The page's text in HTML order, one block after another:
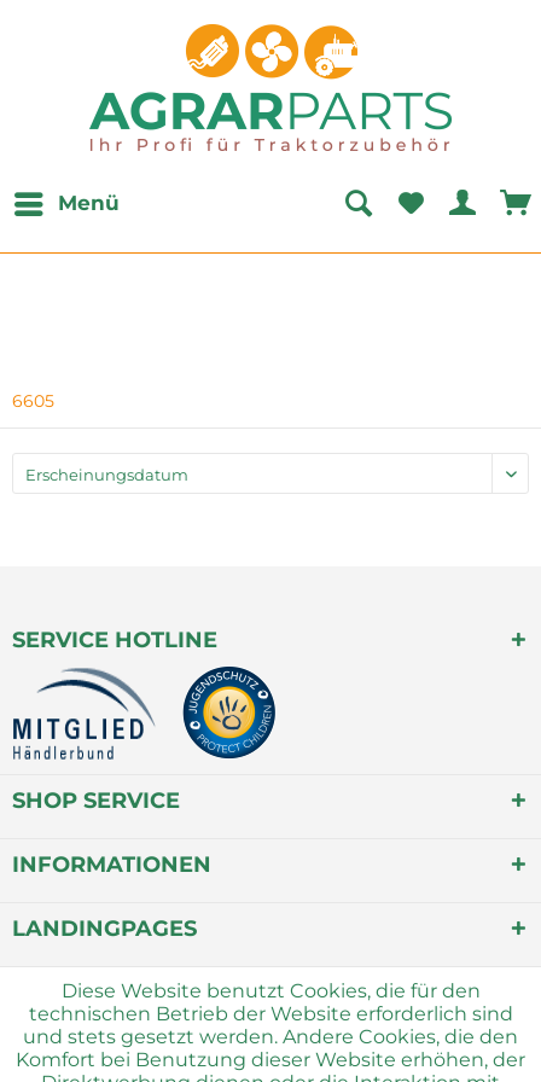
Menü
6605
SERVICE HOTLINE
SHOP SERVICE
INFORMATIONEN
LANDINGPAGES
Diese Website benutzt Cookies, die für den
technischen Betrieb der Website erforderlich sind
und stets gesetzt werden. Andere Cookies, die den
Komfort bei Benutzung dieser Website erhöhen, der